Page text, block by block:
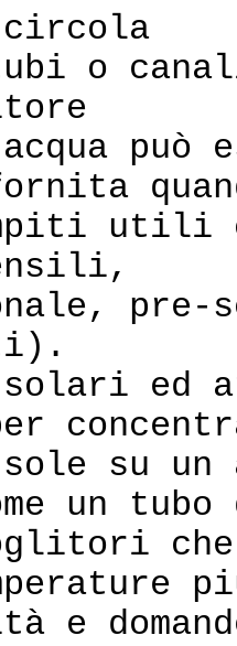
o
può
utili
pre-
solari ed
su un
un tubo
che
e